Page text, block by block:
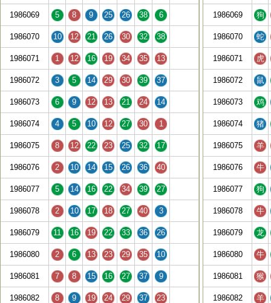
1986069 5 8 9 25 26 38 6
1986070 10 12 21 26 30 32 38
1986071 1 12 16 19 34 35 13
1986072 3 5 14 29 30 39 37
1986073 6 9 12 13 21 24 14
1986074 4 5 10 12 27 30 1
1986075 8 12 22 23 25 32 17
1986076 2 10 14 15 26 36 40
1986077 5 14 16 22 34 39 27
1986078 2 10 17 18 27 40 3
1986079 11 16 19 22 33 36 26
1986080 2 6 13 23 29 35 10
1986081 7 8 15 16 27 37 9
1986082 8 9 19 24 29 37 23
1986069 狗
1986070 蛇
1986071 虎
1986072 鼠
1986073 鸡
1986074 猪
1986075 羊
1986076 牛
1986077 狗
1986078 牛
1986079 龙
1986080 牛
1986081 猴
1986082 羊